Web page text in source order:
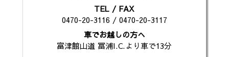
TEL / FAX
0470-20-3116 / 0470-20-3117
車でお越しの方へ
富津館山道 冨浦I.C.より車で13分